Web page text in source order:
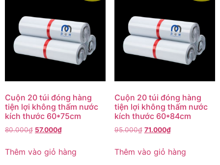
Cuộn 20 túi đóng hàng
tiện lợi không thấm nước
kích thước 60*75cm
80.000₫ 57.000₫
Thêm vào giỏ hàng
Cuộn 20 túi đóng hàng
tiện lợi không thấm nước
kích thước 60*84cm
95.000₫ 71.000₫
Thêm vào giỏ hàng